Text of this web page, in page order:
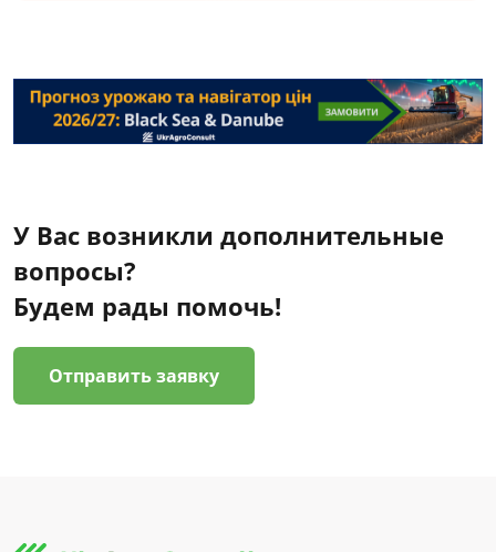
У Вас возникли дополнительные
вопросы?
Будем рады помочь!
Отправить заявку